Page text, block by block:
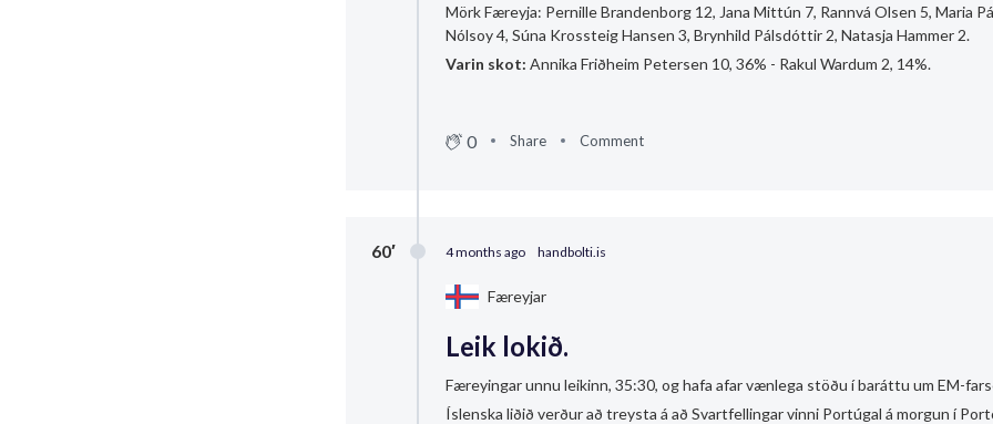
Mörk Færeyja: Pernille Brandenborg 12, Jana Mittún 7, Rannvá Olsen 5, Maria
Nólsoy 4, Súna Krossteig Hansen 3, Brynhild Pálsdóttir 2, Natasja Hammer 2.
Varin skot: Annika Friðheim Petersen 10, 36% - Rakul Wardum 2, 14%.
0 Share Comment
60′ 4 months ago handbolti.is
Færeyjar
Leik lokið.
Færeyingar unnu leikinn, 35:30, og hafa afar vænlega stöðu í baráttu um EM-
Íslenska liðið verður að treysta á að Svartfellingar vinni Portúgal á morgun í